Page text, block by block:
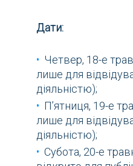
Дати:
Четвер, 18-е
лише для
діяльністю);
П’ятниця, 19-е
лише для
діяльністю);
Субота, 20-е